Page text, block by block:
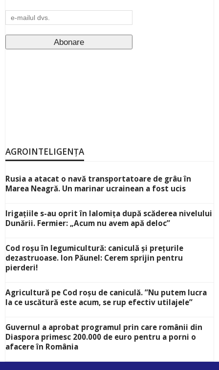
AGROINTELIGENȚA
Rusia a atacat o navă transportatoare de grâu în
Marea Neagră. Un marinar ucrainean a fost ucis
Irigațiile s-au oprit în Ialomița după scăderea nivelului
Dunării. Fermier: „Acum nu avem apă deloc”
Cod roșu în legumicultură: caniculă și prețurile
dezastruoase. Ion Păunel: Cerem sprijin pentru
pierderi!
Agricultură pe Cod roșu de caniculă. ”Nu putem lucra
la ce uscătură este acum, se rup efectiv utilajele”
Guvernul a aprobat programul prin care românii din
Diaspora primesc 200.000 de euro pentru a porni o
afacere în România